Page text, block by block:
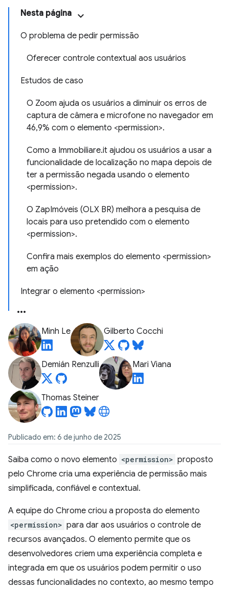
Nesta página
O problema de pedir permissão
Oferecer controle contextual aos usuários
Estudos de caso
O Zoom ajuda os usuários a diminuir os erros de
captura de câmera e microfone no navegador em
46,9% com o elemento <permission>.
Como a Immobiliare.it ajudou os usuários a usar a
funcionalidade de localização no mapa depois de
ter a permissão negada usando o elemento
<permission>.
O ZapImóveis (OLX BR) melhora a pesquisa de
locais para uso pretendido com o elemento
<permission>.
Confira mais exemplos do elemento <permission>
em ação
Integrar o elemento <permission>
Minh Le Gilberto Cocchi
Demián Renzulli Mari Viana
Thomas Steiner
Publicado em: 6 de junho de 2025
Saiba como o novo elemento <permission> proposto
pelo Chrome cria uma experiência de permissão mais
simplificada, confiável e contextual.
A equipe do Chrome criou a proposta do elemento
<permission> para dar aos usuários o controle de
recursos avançados. O elemento permite que os
desenvolvedores criem uma experiência completa e
integrada em que os usuários podem permitir o uso
dessas funcionalidades no contexto, ao mesmo tempo